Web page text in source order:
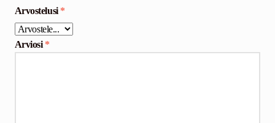
Arvostelusi *
Arviosi *